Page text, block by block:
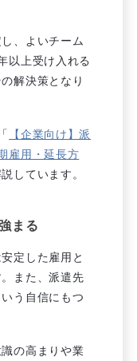
、よいチーム
以上受け入れる
解決策となり
【企業向け】派
雇用・延長方
しています。
まる
定した雇用と
また、派遣先
う自信にもつ
の高まりや業